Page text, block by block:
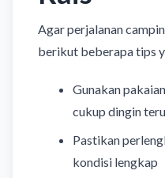
Agar perjalanan
berikut beberapa tips
Gunakan
cukup dingin
Pastikan
kondisi lengkap